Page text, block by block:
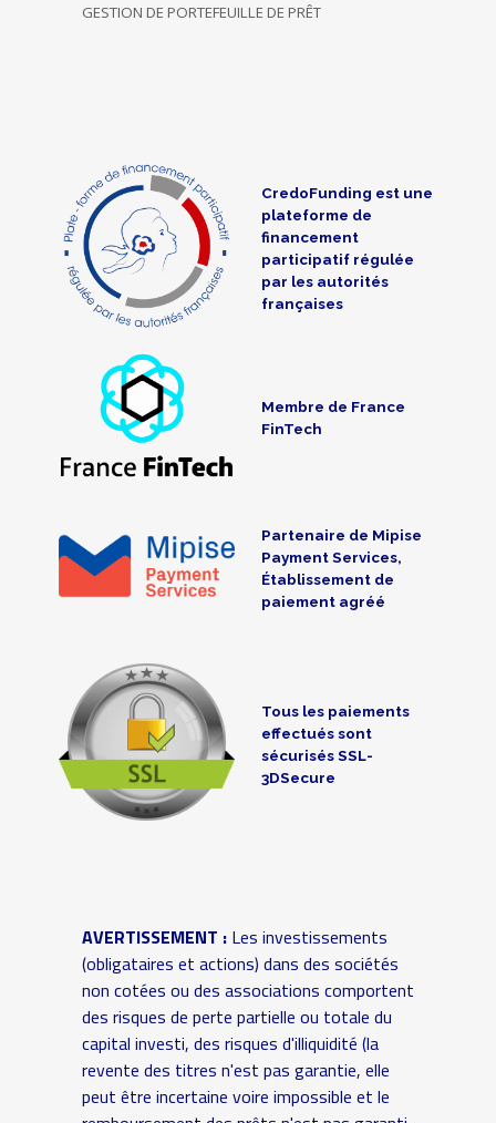
GESTION DE PORTEFEUILLE DE PRÊT
CredoFunding est une
plateforme de
financement
participatif régulée
par les autorités
françaises
Membre de France
FinTech
Partenaire de Mipise
Payment Services,
Établissement de
paiement agréé
Tous les paiements
effectués sont
sécurisés SSL-
3DSecure
AVERTISSEMENT :Les investissements
(obligataires et actions) dans des sociétés
non cotées ou des associations comportent
des risques de perte partielle ou totale du
capital investi, des risques d'illiquidité (la
revente des titres n'est pas garantie, elle
peut être incertaine voire impossible et le